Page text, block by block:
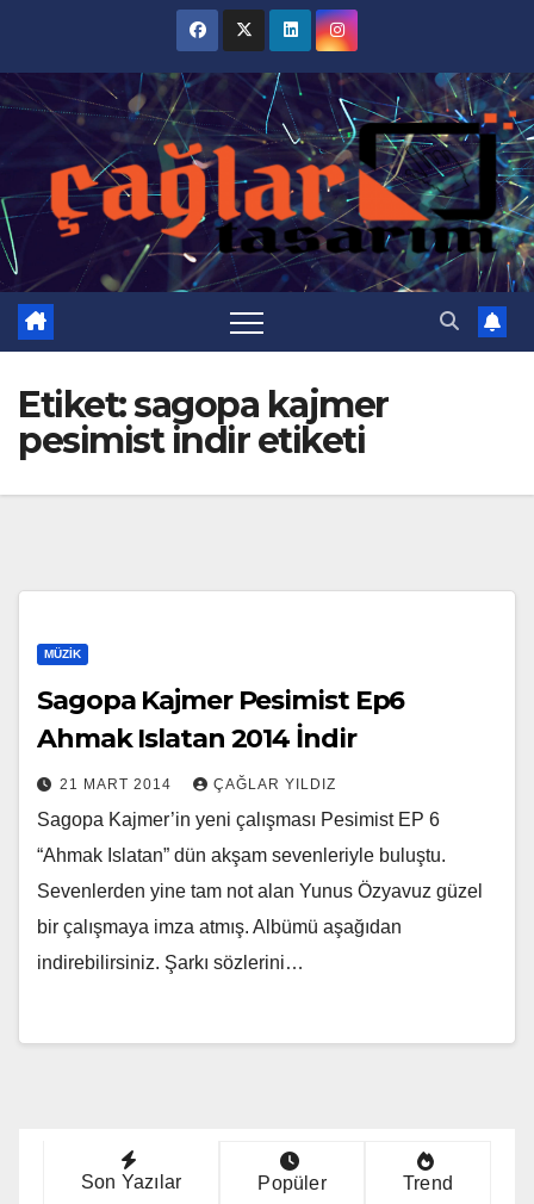
content
Etiket:sagopa kajmer
pesimist indir etiketi
MÜZIK
Sagopa Kajmer Pesimist Ep6
Ahmak Islatan 2014 İndir
21 MART 2014 ÇAĞLAR YILDIZ
Sagopa Kajmer’in yeni çalışması Pesimist EP 6
“Ahmak Islatan” dün akşam sevenleriyle buluştu.
Sevenlerden yine tam not alan Yunus Özyavuz güzel
bir çalışmaya imza atmış. Albümü aşağıdan
indirebilirsiniz. Şarkı sözlerini…
Son Yazılar Popüler Trend